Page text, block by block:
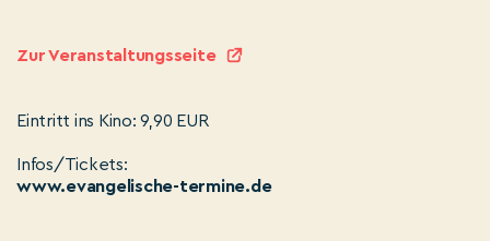
Zur Veranstaltungsseite
Eintritt ins Kino: 9,90 EUR
Infos/Tickets:
www.evangelische-termine.de